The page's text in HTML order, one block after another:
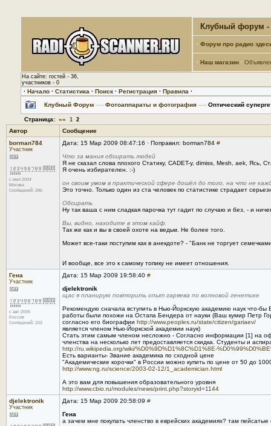
Клубный форум -
· Форум про радио
· Наш магазин ·
На сайте: гостей - 36,
участников - 0
· Начало · Статистика · Поиск · Регистрация · Правила ·
Клубный Форум —› Фотоаппараты и фотография —› Оптический
Страница: «« 1 2
Автор
Сообщение
borman784
Участник
с июл 2004
Москва
Сообщений: 286
Дата: 15 Мар 2009 08:47:16 · Поправил: borman784 #
Что за мания обсирать людей
Я не сказал слова плохого Статику, CADET-у, dimiss, Mesh, aek, Ясь,
Я очень избирателен. :-)
он своим умом в практической сфере дошёл до того, на что не
Это точно. Только один из ста человек по статистике страдает
Обсирать
Ну так ваша с ним сладкая парочка тут гадит по случаю и без, - и
Вы, видно, находите в этом кайф.
Так же как и вы в своей охоте на ведьм. Не более того.
Может все-таки поступим как в анекдоте? - "Банк не торгует
И вообще, все это к самому топику не имеет отношения.
Гена
Участник
с авг 2005
Россия
Сообщений: 102
Дата: 15 Мар 2009 19:58:40 #
djelektronik
щас я планирую повторить опыт гаряева по волновой генетике
Рекомендую сначала вступить в Нью-Йоркскую академию наук что-бы
работы были похожи на Остапа Бендера от науки (Ваш кумир Петр
согласно его биографии http://www.peoples.ru/state/citizen/gariaev/
является членом Нью-Йоркской академии наук)
Стать этим самым членом несложно - Согласно информации [1] на
членства на несколько лет предоставляется скидка. Студенты и
http://ru.wikipedia.org/wiki/%D0%9D%D1%8C%D1%8E-
Есть варианты- Звание академика по сходной цене
"Академические корочки" в России можно купить по цене от 50 до
http://www.ng.ru/science/2003-02-12/1_academician.html
А это вам для повышения образовательного уровня
http://www.cbio.ru/modules/news/print.php?storyid=1144
djelektronik
Участник
Дата: 15 Мар 2009 20:58:09 #
Гена
а зачем мне покупать членство в еврейских академиях? там пейсатые